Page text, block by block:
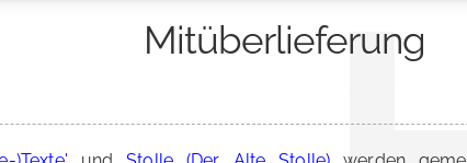
Mitüberlieferung